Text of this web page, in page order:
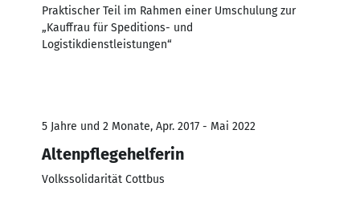
Praktischer Teil im Rahmen einer Umschulung zur
„Kauffrau für Speditions- und
Logistikdienstleistungen“
5 Jahre und 2 Monate, Apr. 2017 - Mai 2022
Altenpflegehelferin
Volkssolidarität Cottbus